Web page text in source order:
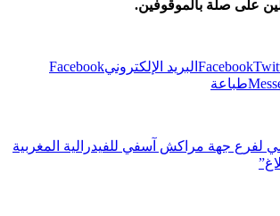
على صلة بالموقوفين.
Facebook البريد الإلكترونيFacebook
طباعة
لفرع جهة مراكش آسفي للفيدرالية المغربية